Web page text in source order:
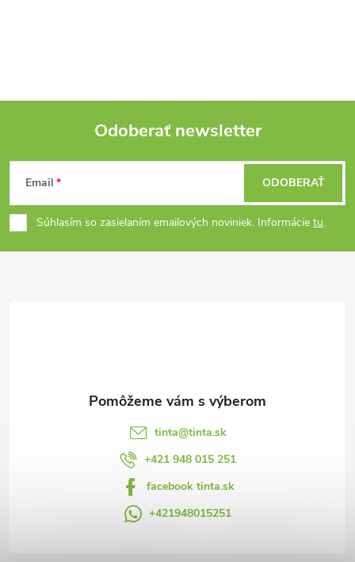
Z
á
p
Odoberať newsletter
Email
Súhlasím so zasielaním emailových noviniek. Informácie tu.
ODOBERAŤ
tinta@tinta.sk
+421 948 015 251
facebook tinta.sk
+421948015251